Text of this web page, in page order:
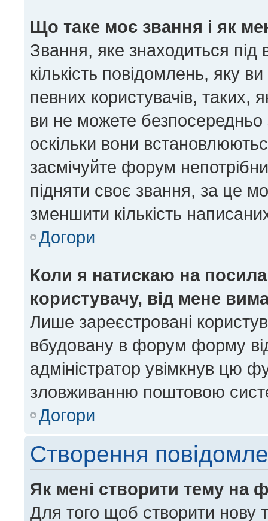
Що таке моє звання і як
Звання, яке знаходиться
кількість повідомлень, яку
певних користувачів, таких,
ви не можете
оскільки вони
засмічуйте форум
підняти своє звання, за це
зменшити кількість
Догори
Коли я натискаю на
користувачу, від мене
Лише зареєстровані
вбудовану в форум форму
адміністратор увімкнув цю
зловживанню поштовою
Догори
Створення
Як мені створити тему на
Для того щоб створити нову